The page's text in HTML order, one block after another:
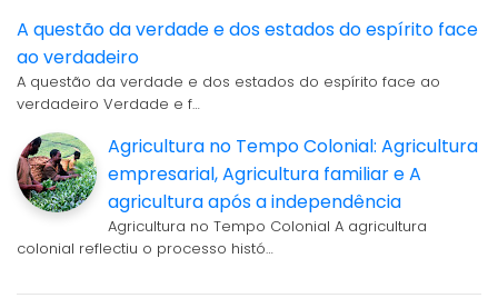
A questão da verdade e dos estados do espírito face
ao verdadeiro
A questão da verdade e dos estados do espírito face ao
verdadeiro Verdade e f…
Agricultura no Tempo Colonial: Agricultura
empresarial, Agricultura familiar e A
agricultura após a independência
Agricultura no Tempo Colonial A agricultura
colonial reflectiu o processo histó…